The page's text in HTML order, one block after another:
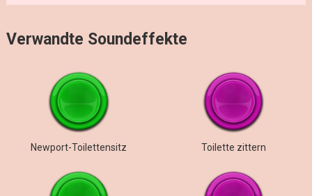
Verwandte Soundeffekte
Newport-Toilettensitz Toilette zittern